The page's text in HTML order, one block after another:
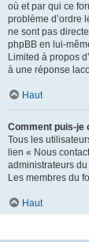
où et par qui ce
problème d’ordre
ne sont pas
phpBB en lui-
Limited à propos
à une réponse
Haut
Comment puis-je
Tous les
lien « Nous
administrateurs du
Les membres du
Haut